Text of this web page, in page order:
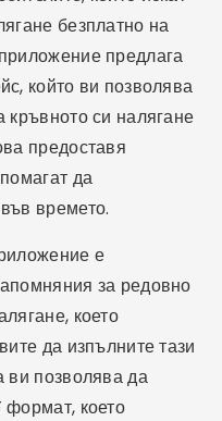
безплатно на
предлага
който ви позволява
кръвното си налягане
предоставя
да
времето.
е
за редовно
което
да изпълните тази
ви позволява да
формат, което